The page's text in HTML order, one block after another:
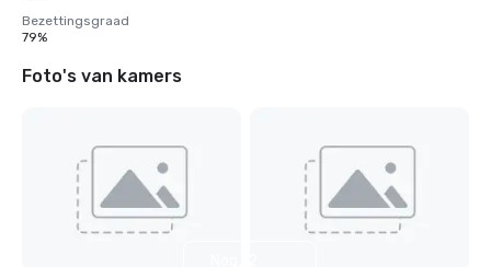
Bezettingsgraad
79%
Foto's van kamers